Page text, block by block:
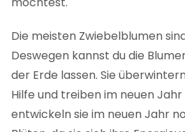
Die meisten Zwiebelblumen
Deswegen kannst du die
der Erde lassen. Sie
Hilfe und treiben im neuen Jahr
entwickeln sie im neuen Jahr